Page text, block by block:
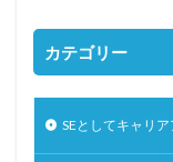
カテゴリー
SEとしてキャリ